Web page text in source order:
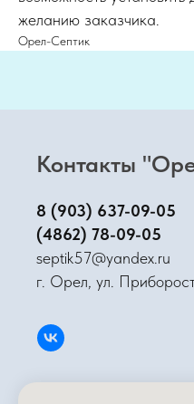
желанию заказчика.
Орел-Септик
Контакты
8 (903) 637-09-05
(4862) 78-09-05
septik57@yandex.ru
г. Орел, ул.